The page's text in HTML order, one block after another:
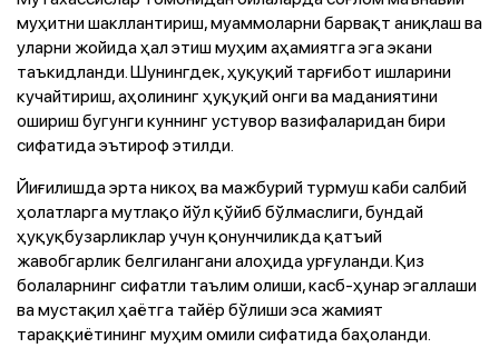
муҳитни шакллантириш, муаммоларни барвақт аниқлаш ва
уларни жойида ҳал этиш муҳим аҳамиятга эга экани
таъкидланди. Шунингдек, ҳуқуқий тарғибот ишларини
кучайтириш, аҳолининг ҳуқуқий онги ва маданиятини
ошириш бугунги куннинг устувор вазифаларидан бири
сифатида эътироф этилди.
Йиғилишда эрта никоҳ ва мажбурий турмуш каби салбий
ҳолатларга мутлақо йўл қўйиб бўлмаслиги, бундай
ҳуқуқбузарликлар учун қонунчиликда қатъий
жавобгарлик белгилангани алоҳида урғуланди. Қиз
болаларнинг сифатли таълим олиши, касб-ҳунар эгаллаши
ва мустақил ҳаётга тайёр бўлиши эса жамият
тараққиётининг муҳим омили сифатида баҳоланди.